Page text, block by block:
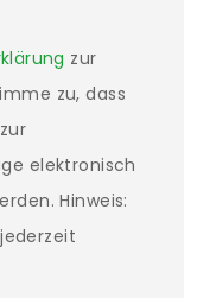
zur
zu, dass
elektronisch
Hinweis: